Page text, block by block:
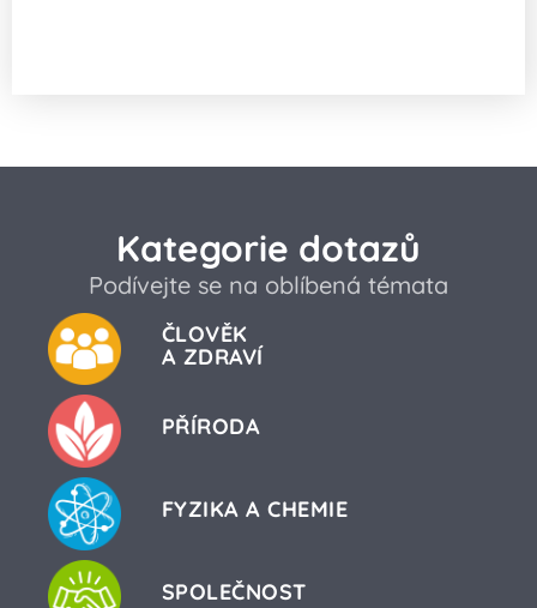
Kategorie dotazů
Podívejte se na oblíbená témata
ČLOVĚK
A ZDRAVÍ
PŘÍRODA
FYZIKA A CHEMIE
SPOLEČNOST